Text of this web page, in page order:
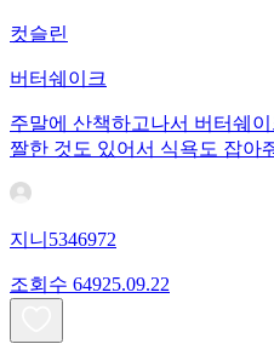
컷슬린
버터쉐이크
주말에 산책하고나서 버터쉐
짤한 것도 있어서 식욕도 잡아
지니5346972
조회수 64925.09.22